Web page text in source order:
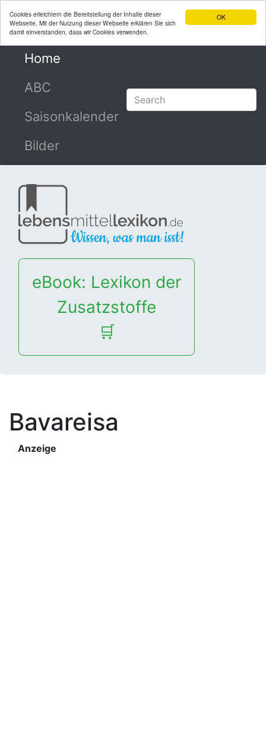
OK
Cookies erleichtern die Bereitstellung der Inhalte dieser
Webseite. Mit der Nutzung dieser Webseite erklären Sie sich
damit einverstanden, dass wir Cookies verwenden.
Home
ABC
Saisonkalender
Bilder
eBook: Lexikon der
Zusatzstoffe
🛒
Bavareisa
Anzeige